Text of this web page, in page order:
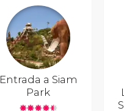
Entrada a Siam
Park